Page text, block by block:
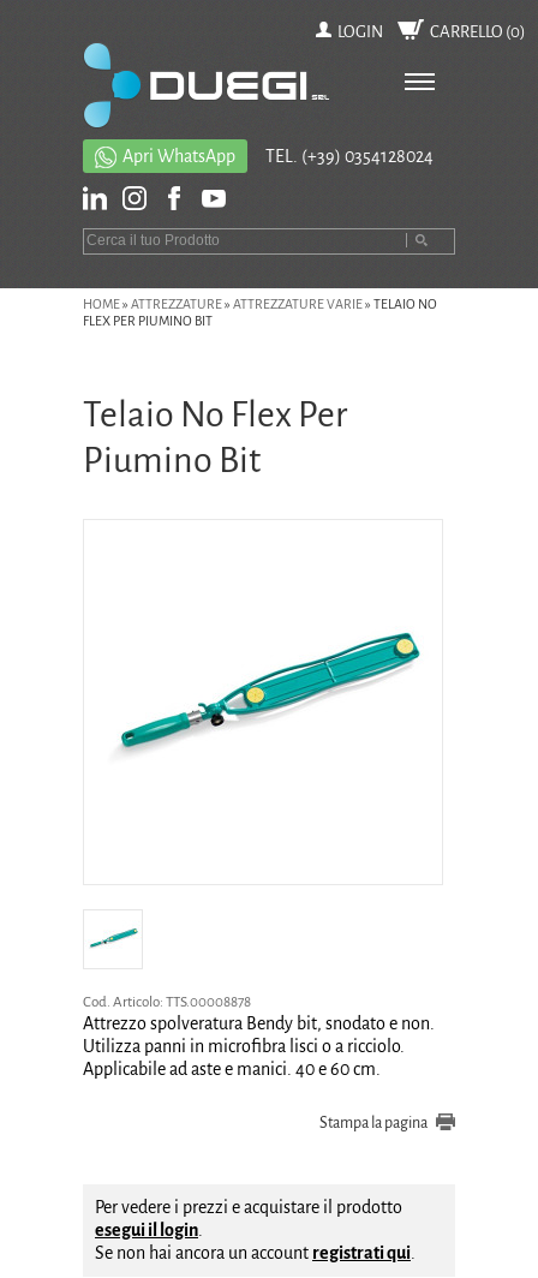
LOGIN CARRELLO (0)
Apri WhatsApp TEL. (+39) 0354128024
HOME» ATTREZZATURE» ATTREZZATURE VARIE» TELAIO NO
FLEX PER PIUMINO BIT
Telaio No Flex Per
Piumino Bit
Cod. Articolo: TTS.00008878
Attrezzo spolveratura Bendy bit, snodato e non.
Utilizza panni in microfibra lisci o a ricciolo.
Applicabile ad aste e manici. 40 e 60 cm.
Stampa la pagina
Per vedere i prezzi e acquistare il prodotto
esegui il login
Se non hai ancora un account registrati qui